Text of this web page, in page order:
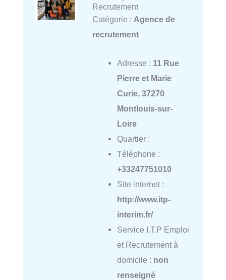
Recrutement
Catégorie : Agence de
recrutement
Adresse : 11 Rue
Pierre et Marie
Curie, 37270
Montlouis-sur-
Loire
Quartier :
Téléphone :
+33247751010
Site internet :
http://www.itp-
interim.fr/
Service I.T.P Emploi
et Recrutement à
domicile : non
renseigné